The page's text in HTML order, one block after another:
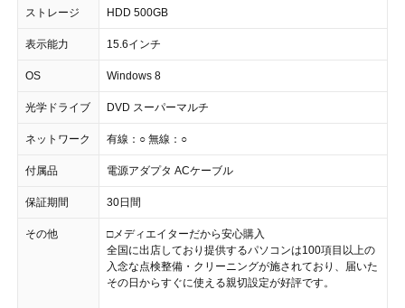
ストレージ HDD 500GB
表示能力 15.6インチ
OS Windows 8
光学ドライブ DVD スーパーマルチ
ネットワーク 有線：○ 無線：○
付属品 電源アダプタ ACケーブル
保証期間 30日間
その他
□メディエイターだから安心購入
全国に出店しており提供するパソコンは100項目以上の
入念な点検整備・クリーニングが施されており、届いた
その日からすぐに使える親切設定が好評です。